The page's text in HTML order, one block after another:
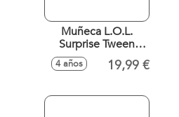
Muñeca L.O.L.
Surprise Tween
Sirena - Lola Waves
4 años 19,99 €